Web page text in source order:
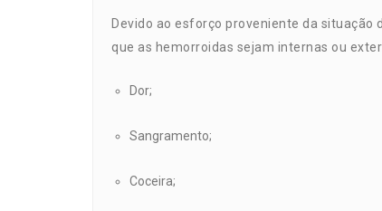
Devido ao esforço proveniente da situação
que as hemorroidas sejam internas ou
Dor;
Sangramento;
Coceira;